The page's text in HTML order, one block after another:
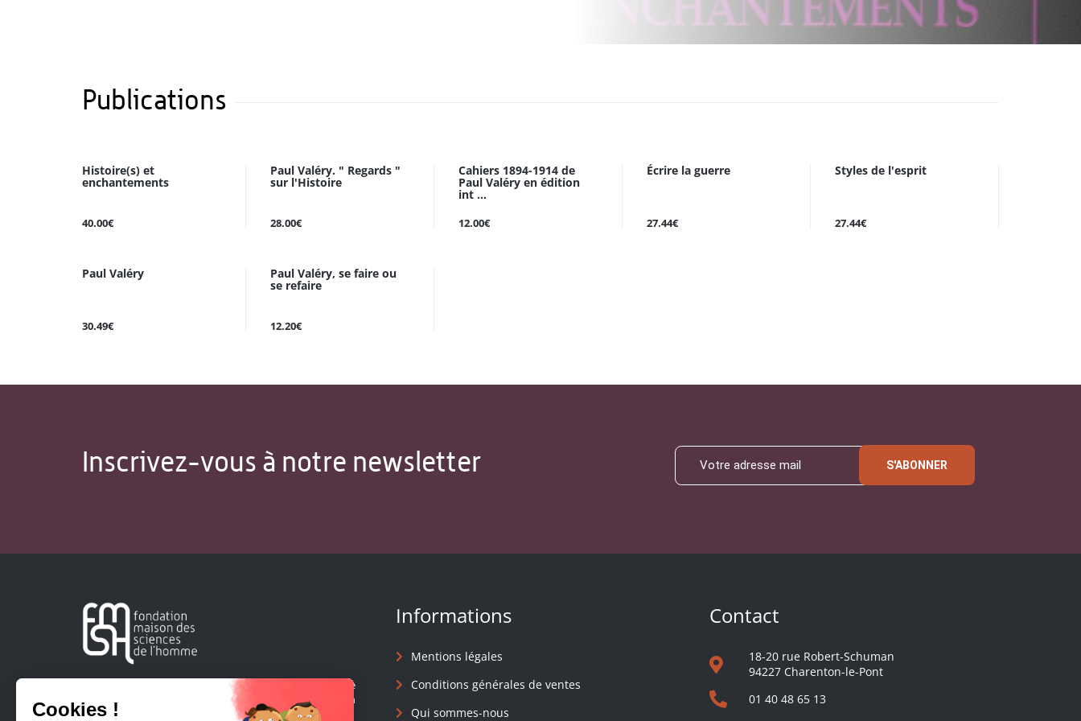
Publications
Histoire(s) et
enchantements
40.00€
Paul Valéry. " Regards "
sur l'Histoire
28.00€
Cahiers 1894-1914 de
Paul Valéry en édition
int ...
12.00€
Écrire la guerre
27.44€
Styles de l'esprit
27.44€
Paul Valéry
30.49€
Paul Valéry, se faire ou
se refaire
12.20€
Inscrivez-vous à notre newsletter S'ABONNER
Créée en 1963, la Fondation Maison Sciences de l'Homme
soutient la recherche et la diffusion des connaissances en
sciences humaines et sociales.
Informations
Mentions légales
Conditions générales de ventes
Qui sommes-nous
Contact
18-20 rue Robert-Schuman
94227 Charenton-le-Pont
01 40 48 65 13